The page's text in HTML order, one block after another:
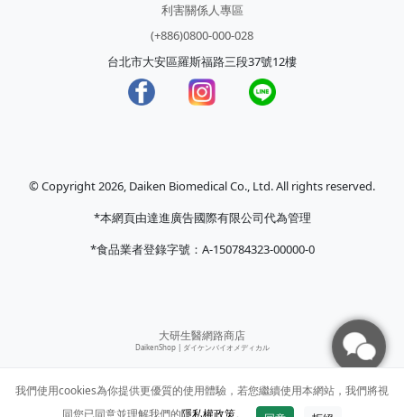
利害關係人專區
(+886)0800-000-028
台北市大安區羅斯福路三段37號12樓
© Copyright 2026, Daiken Biomedical Co., Ltd. All rights reserved.
*本網頁由達進廣告國際有限公司代為管理
*食品業者登錄字號：A-150784323-00000-0
大研生醫網路商店
DaikenShop | ダイケンバイオメディカル
我們使用cookies為你提供更優質的使用體驗，若您繼續使用本網站，我們將視
同您已同意並理解我們的隱私權政策。